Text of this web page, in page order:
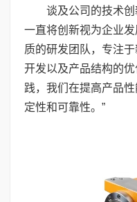
谈及公司的技术
一直将创新视为企业
质的研发团队，专注
开发以及产品结构的
践，我们在提高产品
定性和可靠性。”